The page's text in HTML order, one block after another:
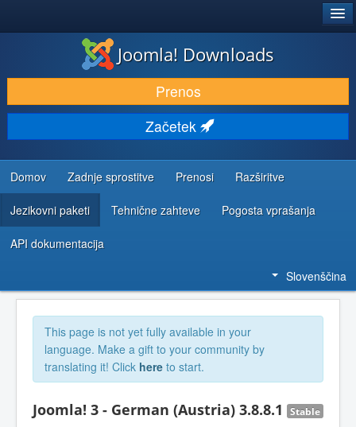
PRENESI IN RAZŠIRI
ODKRIJTE & IZVEJTE
SKUPNOST IN PODPORA
VIRI ZA RAZVIJALCE
Joomla! Downloads
Prenos
Začetek
Domov Zadnje sprostitve Prenosi Razširitve
Jezikovni paketi Tehnične zahteve Pogosta vprašanja
API dokumentacija
Slovenščina
This page is not yet fully available in your
language. Make a gift to your community by
translating it! Click here to start.
Joomla! 3 - German (Austria) 3.8.8.1 Stable